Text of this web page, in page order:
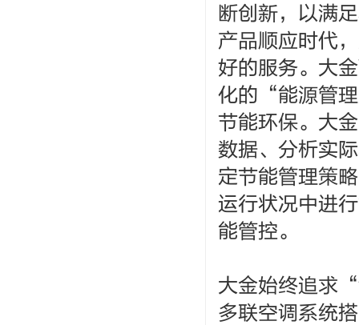
断创新，以满
产品顺应时代
好的服务。大
化的“能源管
节能环保。大
数据、分析实
定节能管理策
运行状况中进
能管控。
大金始终追求
多联空调系统